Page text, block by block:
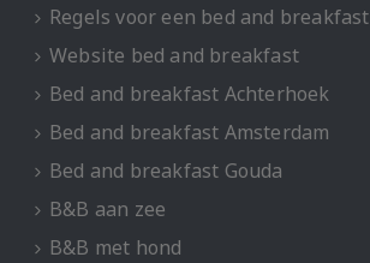
Regels voor een bed and breakfast
Website bed and breakfast
Bed and breakfast Achterhoek
Bed and breakfast Amsterdam
Bed and breakfast Gouda
B&B aan zee
B&B met hond